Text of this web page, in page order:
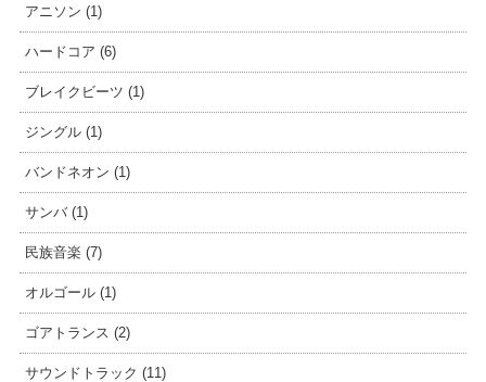
アニソン (1)
ハードコア (6)
ブレイクビーツ (1)
ジングル (1)
バンドネオン (1)
サンバ (1)
民族音楽 (7)
オルゴール (1)
ゴアトランス (2)
サウンドトラック (11)